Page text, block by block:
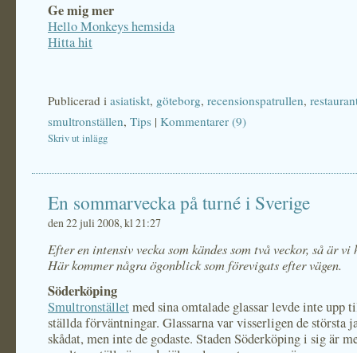
Ge mig mer
Hello Monkeys hemsida
Hitta hit
Publicerad i asiatiskt, göteborg, recensionspatrullen,
smultronställen, Tips | Kommentarer (9)
Skriv ut inlägg
En sommarvecka på turné i Sverige
den 22 juli 2008, kl 21:27
Efter en intensiv vecka som kändes som två veckor, så är vi
Här kommer några ögonblick som förevigats efter vägen.
Söderköping
Smultronställetmed sina omtalade glassar levde inte upp
ställda förväntningar. Glassarna var visserligen de största
skådat, men inte de godaste. Staden Söderköping i sig är